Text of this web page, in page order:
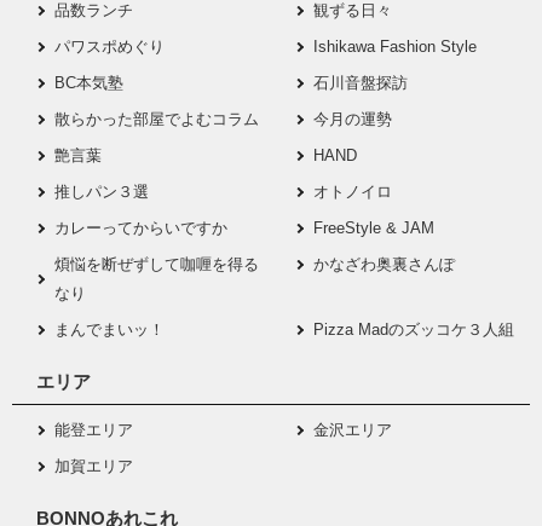
品数ランチ
観ずる日々
パワスポめぐり
Ishikawa Fashion Style
BC本気塾
石川音盤探訪
散らかった部屋でよむコラム
今月の運勢
艶言葉
HAND
推しパン３選
オトノイロ
カレーってからいですか
FreeStyle & JAM
煩悩を断ぜずして咖喱を得る
なり
かなざわ奥裏さんぽ
まんでまいッ！ Pizza Madのズッコケ３人組
エリア
能登エリア
金沢エリア
加賀エリア
BONNOあれこれ